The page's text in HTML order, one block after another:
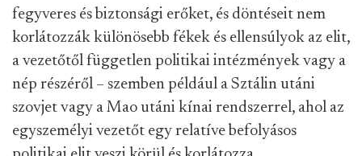
fegyveres és biztonsági erőket, és döntéseit nem
korlátozzák különösebb fékek és ellensúlyok az elit,
a vezetőtől független politikai intézmények vagy a
nép részéről – szemben például a Sztálin utáni
szovjet vagy a Mao utáni kínai rendszerrel, ahol az
egyszemélyi vezetőt egy relatíve befolyásos